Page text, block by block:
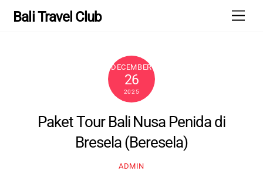
Bali Travel Club
DECEMBER
26
2025
Paket Tour Bali Nusa Penida di
Bresela (Beresela)
ADMIN